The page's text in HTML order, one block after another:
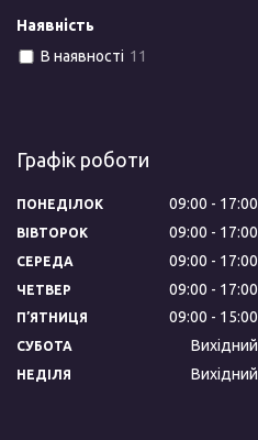
Наявність
В наявності 11
Графік роботи
ПОНЕДІЛОК 09:00 17:00
ВІВТОРОК 09:00 17:00
СЕРЕДА 09:00 17:00
ЧЕТВЕР 09:00 17:00
ПʼЯТНИЦЯ 09:00 15:00
СУБОТА Вихідний
НЕДІЛЯ Вихідний